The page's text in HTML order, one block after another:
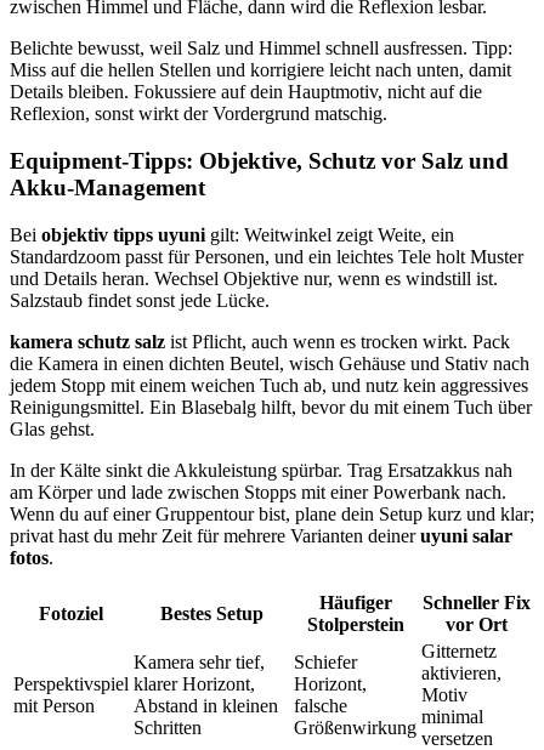
zwischen Himmel und Fläche, dann wird die Reflexion lesbar.
Belichte bewusst, weil Salz und Himmel schnell ausfressen. Tipp:
Miss auf die hellen Stellen und korrigiere leicht nach unten, damit
Details bleiben. Fokussiere auf dein Hauptmotiv, nicht auf die
Reflexion, sonst wirkt der Vordergrund matschig.
Equipment-Tipps: Objektive, Schutz vor Salz und
Akku-Management
Bei objektiv tipps uyuni gilt: Weitwinkel zeigt Weite, ein
Standardzoom passt für Personen, und ein leichtes Tele holt Muster
und Details heran. Wechsel Objektive nur, wenn es windstill ist.
Salzstaub findet sonst jede Lücke.
kamera schutz salz ist Pflicht, auch wenn es trocken wirkt. Pack
die Kamera in einen dichten Beutel, wisch Gehäuse und Stativ nach
jedem Stopp mit einem weichen Tuch ab, und nutz kein aggressives
Reinigungsmittel. Ein Blasebalg hilft, bevor du mit einem Tuch über
Glas gehst.
In der Kälte sinkt die Akkuleistung spürbar. Trag Ersatzakkus nah
am Körper und lade zwischen Stopps mit einer Powerbank nach.
Wenn du auf einer Gruppentour bist, plane dein Setup kurz und klar;
privat hast du mehr Zeit für mehrere Varianten deineruyuni salar
fotos.
Fotoziel Bestes Setup
Häufiger
Stolperstein
Schneller Fix
vor Ort
Perspektivspiel
mit Person
Kamera sehr tief,
klarer Horizont,
Abstand in kleinen
Schritten
Schiefer
Horizont,
falsche
Größenwirkung
Gitternetz
aktivieren,
Motiv
minimal
versetzen